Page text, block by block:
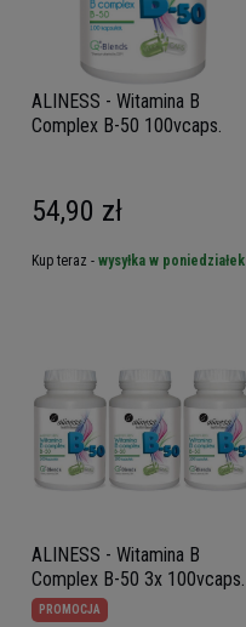
ALINESS - Witamina B
Complex B-50 100vcaps.
54,90 zł
Kup teraz - wysyłka w poniedziałek
ALINESS - Witamina B
Complex B-50 3x 100vcaps.
PROMOCJA